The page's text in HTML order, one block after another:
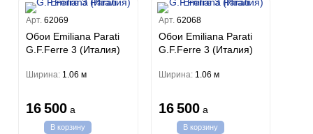
Арт.62069
Обои Emiliana Parati
G.F.Ferre 3 (Италия)
Ширина: 1.06 м
16 500 a
В корзину
Арт. 62068
Обои Emiliana Parati
G.F.Ferre 3 (Италия)
Ширина: 1.06 м
16 500 a
В корзину